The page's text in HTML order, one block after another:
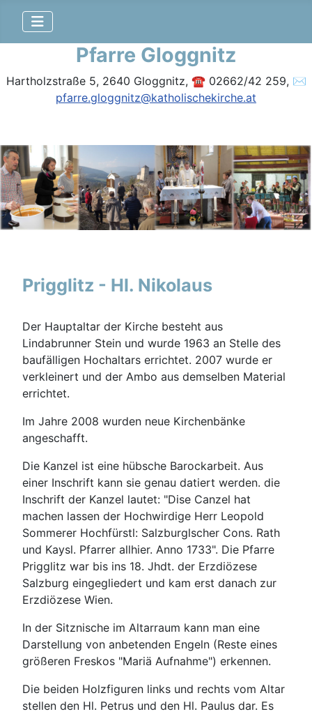
Pfarre Gloggnitz
Hartholzstraße 5, 2640 Gloggnitz, ☎ 02662/42 259, ✉
pfarre.gloggnitz@katholischekirche.at
Prigglitz - Hl. Nikolaus
Der Hauptaltar der Kirche besteht aus
Lindabrunner Stein und wurde 1963 an Stelle des
baufälligen Hochaltars errichtet. 2007 wurde er
verkleinert und der Ambo aus demselben Material
errichtet.
Im Jahre 2008 wurden neue Kirchenbänke
angeschafft.
Die Kanzel ist eine hübsche Barockarbeit. Aus
einer Inschrift kann sie genau datiert werden. die
Inschrift der Kanzel lautet: "Dise Canzel hat
machen lassen der Hochwirdige Herr Leopold
Sommerer Hochfürstl: Salzburglscher Cons. Rath
und Kaysl. Pfarrer allhier. Anno 1733". Die Pfarre
Prigglitz war bis ins 18. Jhdt. der Erzdiözese
Salzburg eingegliedert und kam erst danach zur
Erzdiözese Wien.
In der Sitznische im Altarraum kann man eine
Darstellung von anbetenden Engeln (Reste eines
größeren Freskos "Mariä Aufnahme") erkennen.
Die beiden Holzfiguren links und rechts vom Altar
stellen den Hl. Petrus und den Hl. Paulus dar. Es